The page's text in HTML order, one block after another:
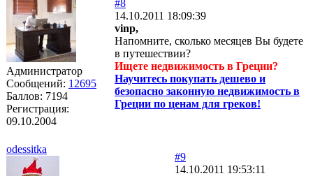
Администратор
Сообщений: 12695
Баллов: 7194
Регистрация:
09.10.2004
#8
14.10.2011 18:09:39
vinp,
Напомните, сколько месяцев Вы будете
в путешествии?
Ищете недвижимость в Греции?
Научитесь покупать дешево и
безопасно законную недвижимость в
Греции по ценам для греков!
odessitka
#9
14.10.2011 19:53:11